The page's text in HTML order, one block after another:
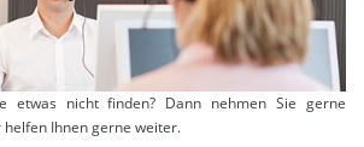
etwas nicht finden? Dann nehmen Sie gerne
helfen Ihnen gerne weiter.